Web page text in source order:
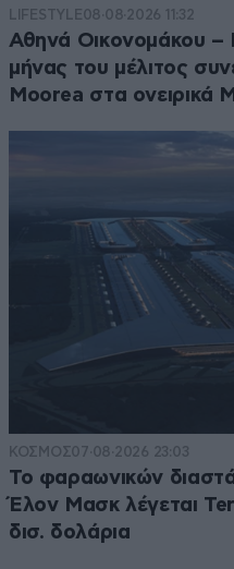
LIFESTYLE08·08·2026 11:32
Αθηνά Οικονομάκου
μήνας του μέλιτος
Moorea στα
ΚΟΣΜΟΣ07·08·2026 23:03
Το φαραωνικών
Έλον Μασκ λέγεται
δισ. δολάρια